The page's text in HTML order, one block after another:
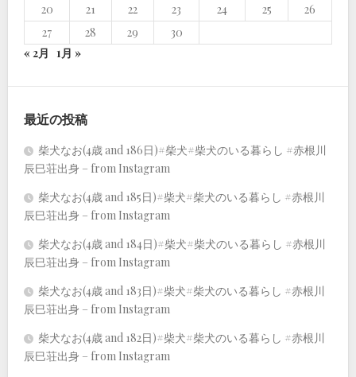
20
21 22 23 24 25
26
27
28 29
30
« 2月 1月 »
最近の投稿
柴犬なお(4歳 and 186日)#柴犬#柴犬のいる暮らし #赤根川
辰巳荘出身 – from Instagram
柴犬なお(4歳 and 185日)#柴犬#柴犬のいる暮らし #赤根川
辰巳荘出身 – from Instagram
柴犬なお(4歳 and 184日)#柴犬#柴犬のいる暮らし #赤根川
辰巳荘出身 – from Instagram
柴犬なお(4歳 and 183日)#柴犬#柴犬のいる暮らし #赤根川
辰巳荘出身 – from Instagram
柴犬なお(4歳 and 182日)#柴犬#柴犬のいる暮らし #赤根川
辰巳荘出身 – from Instagram